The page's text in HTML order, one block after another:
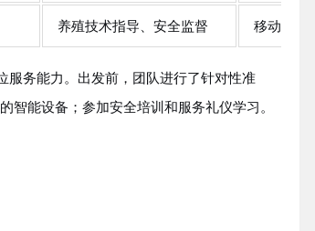
养殖技术指导、安全监督 移动诊疗箱
服务能力。出发前，团队进行了针对性准
能设备；参加安全培训和服务礼仪学习。